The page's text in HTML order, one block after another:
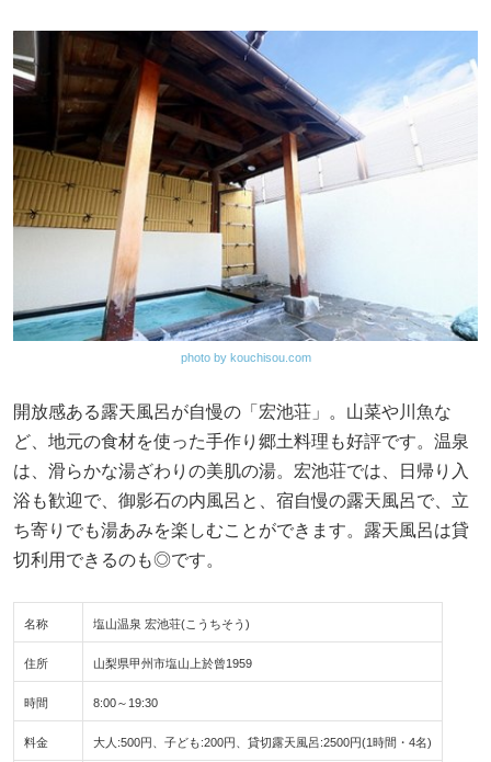
photo by kouchisou.com
開放感ある露天風呂が自慢の「宏池荘」。山菜や川魚な
ど、地元の食材を使った手作り郷土料理も好評です。温泉
は、滑らかな湯ざわりの美肌の湯。宏池荘では、日帰り入
浴も歓迎で、御影石の内風呂と、宿自慢の露天風呂で、立
ち寄りでも湯あみを楽しむことができます。露天風呂は貸
切利用できるのも◎です。
名称 塩山温泉 宏池荘(こうちそう)
住所 山梨県甲州市塩山上於曾1959
時間 8:00～19:30
料金 大人:500円、子ども:200円、貸切露天風呂:2500円(1時間・4名)